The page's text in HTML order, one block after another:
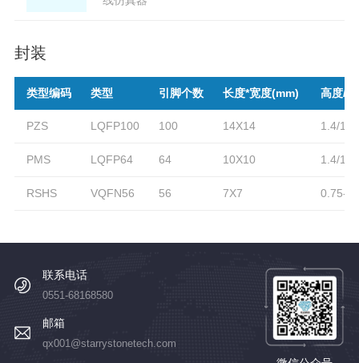
封装
类型编码 类型 引脚个数 长度*宽度(mm) 高度/
PZS LQFP100 100 14X14 1.4/
PMS LQFP64 64 10X10 1.4/
RSHS VQFN56 56 7X7 0.75-
联系电话
0551-68168580
邮箱
qx001@starrystonetech.com